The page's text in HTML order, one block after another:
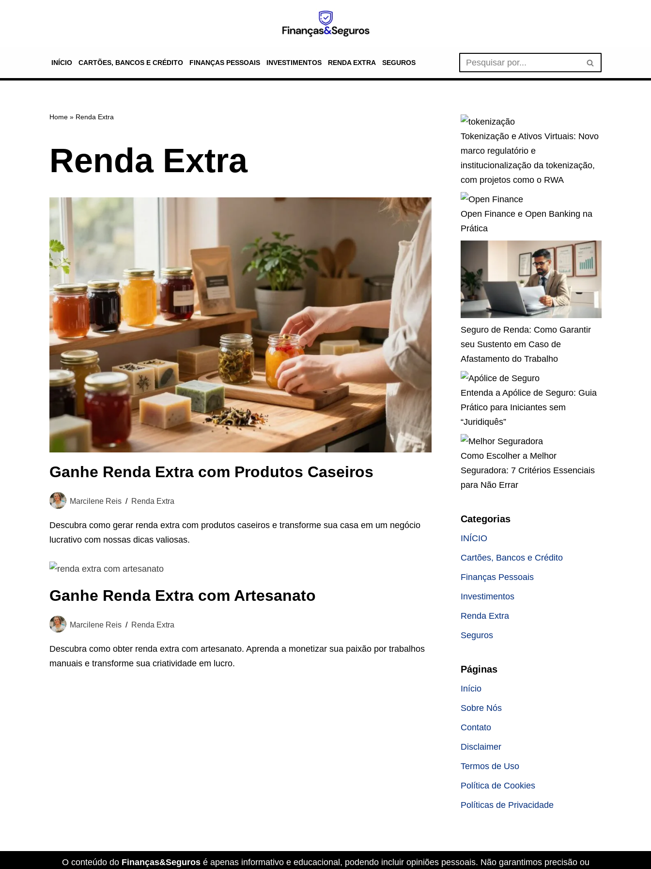
INÍCIO CARTÕES, BANCOS E CRÉDITO FINANÇAS PESSOAIS INVESTIMENTOS RENDA EXTRA SEGUROS
Home » Renda Extra
Renda Extra
Ganhe Renda Extra com Produtos Caseiros
Marcilene Reis Renda Extra
Descubra como gerar renda extra com produtos caseiros e transforme sua casa em um negócio
lucrativo com nossas dicas valiosas.
Ganhe Renda Extra com Artesanato
Marcilene Reis Renda Extra
Descubra como obter renda extra com artesanato. Aprenda a monetizar sua paixão por trabalhos
manuais e transforme sua criatividade em lucro.
Tokenização e Ativos Virtuais: Novo
marco regulatório e
institucionalização da tokenização,
com projetos como o RWA
Open Finance e Open Banking na
Prática
Seguro de Renda: Como Garantir
seu Sustento em Caso de
Afastamento do Trabalho
Entenda a Apólice de Seguro: Guia
Prático para Iniciantes sem
“Juridiquês”
Como Escolher a Melhor
Seguradora: 7 Critérios Essenciais
para Não Errar
Categorias
INÍCIO
Cartões, Bancos e Crédito
Finanças Pessoais
Investimentos
Renda Extra
Seguros
Páginas
Início
Sobre Nós
Contato
Disclaimer
Termos de Uso
Política de Cookies
Políticas de Privacidade
O conteúdo do Finanças&Seguros é apenas informativo e educacional, podendo incluir opiniões pessoais. Não garantimos precisão ou